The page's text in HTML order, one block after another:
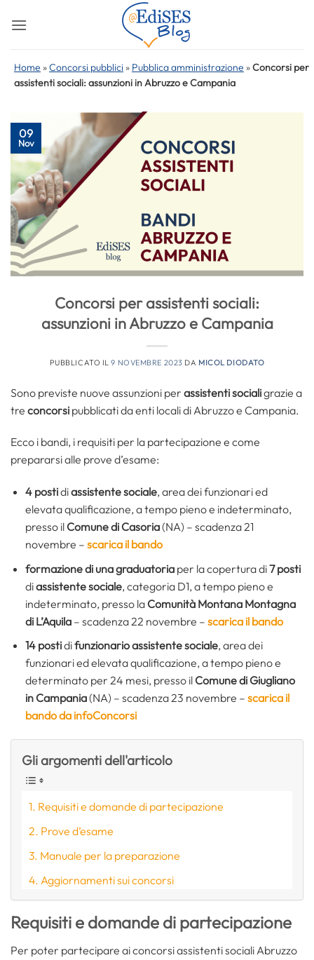
Home »Concorsi pubblici » Pubblica amministrazione »Concorsi per
assistenti sociali: assunzioni in Abruzzo e Campania
09
Nov
Concorsi per assistenti sociali:
assunzioni in Abruzzo e Campania
PUBBLICATO IL9 NOVEMBRE 2023 DA MICOL DIODATO
Sono previste nuove assunzioni per assistenti socialigrazie a
tre concorsi pubblicati da enti locali di Abruzzo e Campania.
Ecco i bandi, i requisiti per la partecipazione e come
prepararsi alle prove d’esame:
4 postidiassistente sociale, area dei funzionari ed
elevata qualificazione, a tempo pieno e indeterminato,
presso il Comune di Casoria(NA) – scadenza 21
novembre – scarica il bando
formazione di una graduatoriaper la copertura di7 posti
diassistente sociale, categoria D1, a tempo pieno e
indeterminato, presso la Comunità Montana Montagna
di L’Aquila– scadenza 22 novembre – scarica il bando
14 postidifunzionario assistente sociale, area dei
funzionari ed elevata qualificazione, a tempo pieno e
determinato per 24 mesi, presso il Comune di Giugliano
in Campania(NA) – scadenza 23 novembre – scarica il
bando da infoConcorsi
Gli argomenti dell'articolo
Requisiti e domande di partecipazione
Prove d’esame
Manuale per la preparazione
Aggiornamenti sui concorsi
Requisiti e domande di partecipazione
Per poter partecipare ai concorsi assistenti sociali Abruzzo